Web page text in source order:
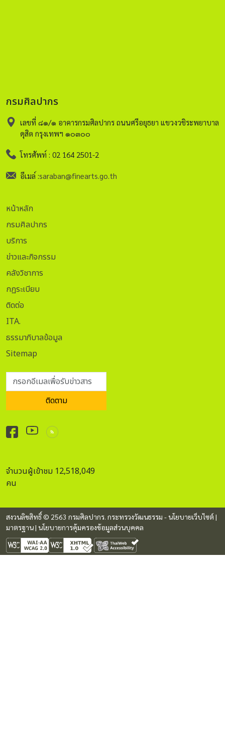
กรมศิลปากร
เลขที่ ๘๑/๑ อาคารกรมศิลปากร ถนนศรีอยุธยา แขวงวชิระพยาบาล
ดุสิต กรุงเทพฯ ๑๐๓๐๐
โทรศัพท์ : 02 164 2501-2
อีเมล์ :saraban@finearts.go.th
หน้าหลัก
กรมศิลปากร
บริการ
ข่าวและกิจกรรม
คลังวิชาการ
กฏระเบียบ
ติดต่อ
ITA.
ธรรมาภิบาลข้อมูล
Sitemap
กรอกอีเมลเพื่อรับข่าวสาร
ติดตาม
จำนวนผู้เข้าชม 12,518,049
คน
สงวนลิขสิทธิ์ © 2563 กรมศิลปากร. กระทรวงวัฒนธรรม -นโยบายเว็บไซต์ |
มาตรฐาน| นโยบายการคุ้มครองข้อมูลส่วนบุคคล